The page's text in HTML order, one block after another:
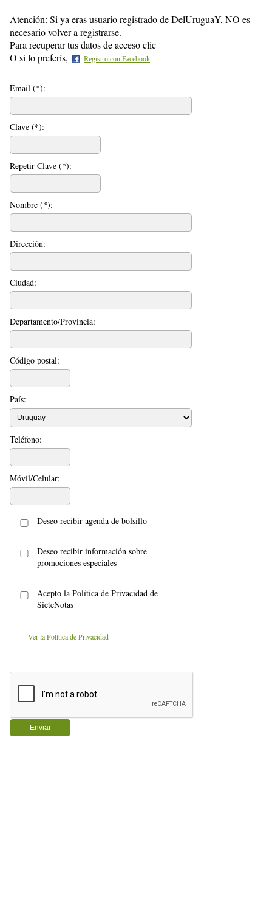
Atención: Si ya eras usuario registrado de DelUruguaY, NO es
necesario volver a registrarse.
Para recuperar tus datos de acceso clic
O si lo preferís, Registro con Facebook
Email (*):
Clave (*):
Repetir Clave (*):
Nombre (*):
Dirección:
Ciudad:
Departamento/Provincia:
Código postal:
País:
Teléfono:
Móvil/Celular:
Deseo recibir agenda de bolsillo
Deseo recibir información sobre
promociones especiales
Acepto la Política de Privacidad de
SieteNotas
Ver la Política de Privacidad